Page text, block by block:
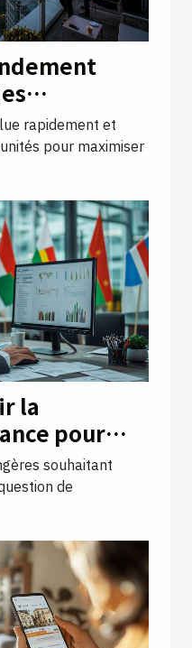
2025
rapidement et
pour maximiser
la
pour
souhaitant
de